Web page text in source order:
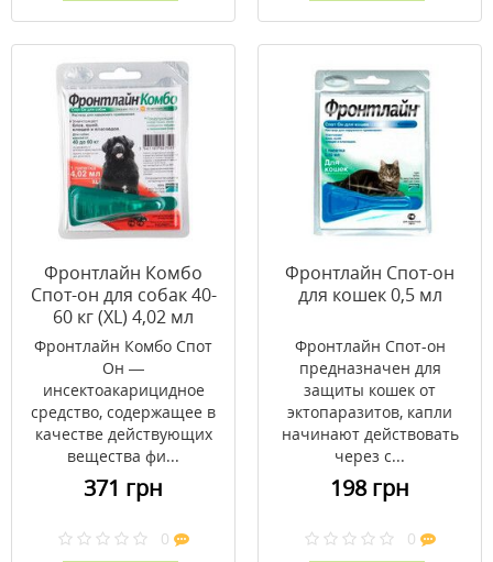
Фронтлайн Комбо
Спот-он для собак 40-
60 кг (XL) 4,02 мл
Фронтлайн Комбо Спот
Он —
инсектоакарицидное
средство, содержащее в
качестве действующих
вещества фи...
371 грн
0
Фронтлайн Спот-он
для кошек 0,5 мл
Фронтлайн Спот-он
предназначен для
защиты кошек от
эктопаразитов, капли
начинают действовать
через с...
198 грн
0